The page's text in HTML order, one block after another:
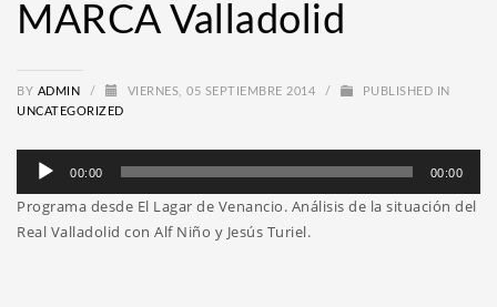
MARCA Valladolid
BY ADMIN / VIERNES, 05 SEPTIEMBRE 2014 /
PUBLISHED IN
UNCATEGORIZED
Reproductor
audio
00:00 00:00
Programa desde El Lagar de Venancio. Análisis de la situación del
Real Valladolid con Alf Niño y Jesús Turiel.